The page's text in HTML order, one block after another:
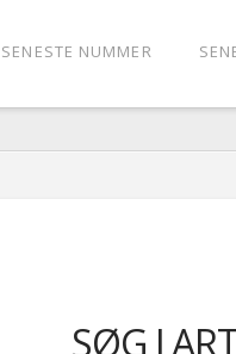
SENESTE NUMMER
SØG I